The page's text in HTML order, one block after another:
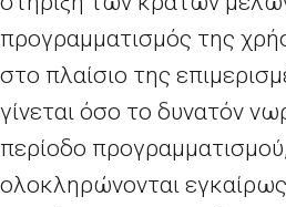
προγραμματισμός της
στο πλαίσιο της
γίνεται όσο το δυνατόν
περίοδο
ολοκληρώνονται